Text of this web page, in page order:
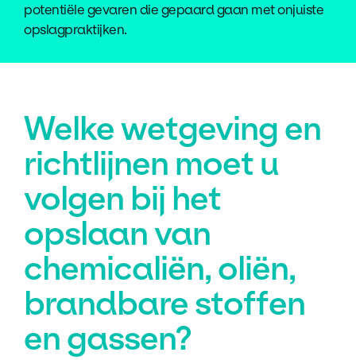
potentiële gevaren die gepaard gaan met onjuiste
opslagpraktijken.
Welke wetgeving en
richtlijnen moet u
volgen bij het
opslaan van
chemicaliën, oliën,
brandbare stoffen
en gassen?